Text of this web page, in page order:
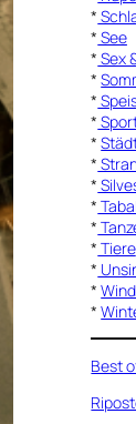
*
* See
* Sex
*
*
*
*
*
*
*
*
* Tiere
*
*
*
Best